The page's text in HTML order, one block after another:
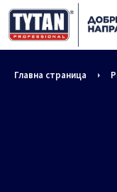
Главна страница